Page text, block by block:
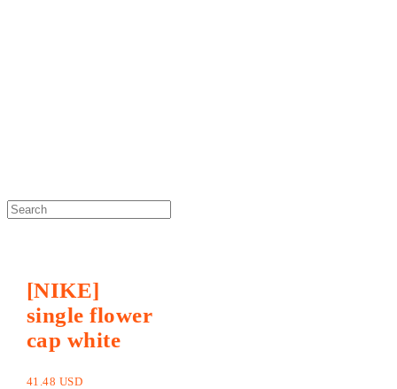
[NIKE]
single flower
cap white
41.48 USD